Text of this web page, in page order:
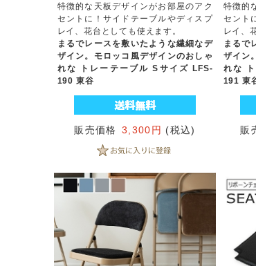
特徴的な天板デザインがお部屋のアク
セントに！サイドテーブルやディスプ
レイ、花台としても使えます。
まるでレースを敷いたような繊細なデ
ザイン。モロッコ風デザインのおしゃ
れな トレーテーブル Sサイズ LFS-
190 東谷
販売価格 3,300円 (税込)
特徴的
セント
レイ、
まるで
ザイン
れな
191 東
販